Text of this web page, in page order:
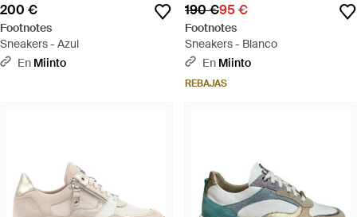
200 €
Footnotes
Sneakers - Azul
En Miinto
190 €95 €
Footnotes
Sneakers - Blanco
En Miinto
REBAJAS